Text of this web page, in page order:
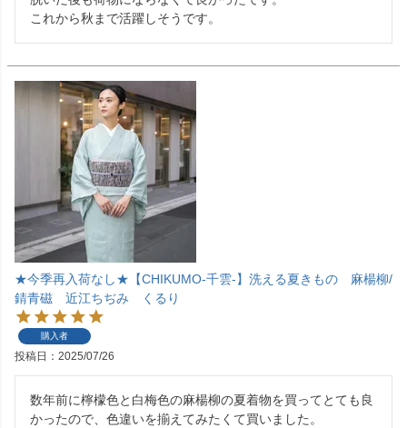
これから秋まで活躍しそうです。
★今季再入荷なし★【CHIKUMO-千雲-】洗える夏きもの 麻楊柳/
錆青磁 近江ちぢみ くるり
購入者
投稿日 2025/07/26
数年前に檸檬色と白梅色の麻楊柳の夏着物を買ってとても良
かったので、色違いを揃えてみたくて買いました。